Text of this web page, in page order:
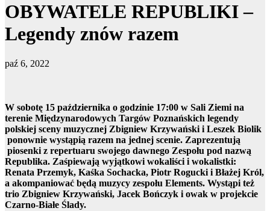
OBYWATELE REPUBLIKI –
Legendy znów razem
paź 6, 2022
W sobotę 15 października o godzinie 17:00 w Sali Ziemi na
terenie Międzynarodowych Targów Poznańskich legendy
polskiej sceny muzycznej Zbigniew Krzywański i Leszek Biolik
ponownie wystąpią razem na jednej scenie. Zaprezentują
piosenki z repertuaru swojego dawnego Zespołu pod nazwą
Republika. Zaśpiewają wyjątkowi wokaliści i wokalistki:
Renata Przemyk, Kaśka Sochacka, Piotr Rogucki i Błażej Król,
a akompaniować będą muzycy zespołu Elements. Wystąpi też
trio Zbigniew Krzywański, Jacek Bończyk i owak w projekcie
Czarno-Białe Ślady.